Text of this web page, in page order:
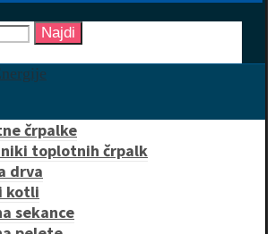
Najdi
črpalke
toplotnih črpalk
drva
kotli
sekance